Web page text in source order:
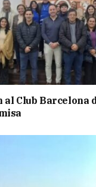
Club Barcelona